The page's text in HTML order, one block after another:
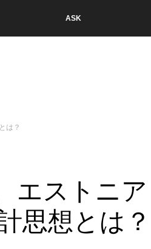
ASK
は？
エストニ
思想とは？